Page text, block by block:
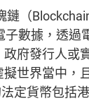
（
子數據，透
府發行人或
世界當中，
定貨幣包括